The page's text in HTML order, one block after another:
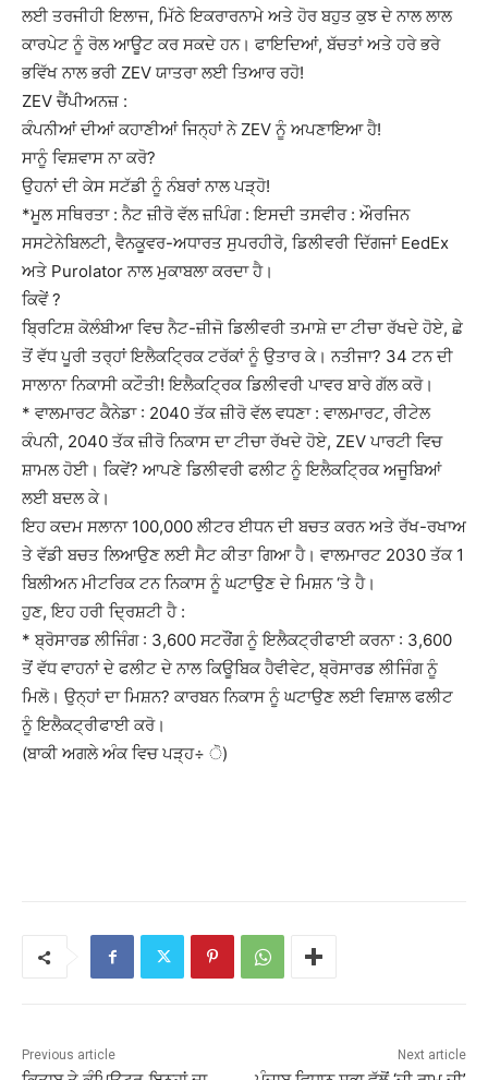
ਲਈ ਤਰਜੀਹੀ ਇਲਾਜ, ਮਿੱਠੇ ਇਕਰਾਰਨਾਮੇ ਅਤੇ ਹੋਰ ਬਹੁਤ ਕੁਝ ਦੇ ਨਾਲ ਲਾਲ
ਕਾਰਪੇਟ ਨੂੰ ਰੋਲ ਆਊਟ ਕਰ ਸਕਦੇ ਹਨ। ਫਾਇਦਿਆਂ, ਬੱਚਤਾਂ ਅਤੇ ਹਰੇ ਭਰੇ
ਭਵਿੱਖ ਨਾਲ ਭਰੀ ZEV ਯਾਤਰਾ ਲਈ ਤਿਆਰ ਰਹੋ!
ZEV ਚੈਂਪੀਅਨਜ਼ :
ਕੰਪਨੀਆਂ ਦੀਆਂ ਕਹਾਣੀਆਂ ਜਿਨ੍ਹਾਂ ਨੇ ZEV ਨੂੰ ਅਪਣਾਇਆ ਹੈ!
ਸਾਨੂੰ ਵਿਸ਼ਵਾਸ ਨਾ ਕਰੋ?
ਉਹਨਾਂ ਦੀ ਕੇਸ ਸਟੱਡੀ ਨੂੰ ਨੰਬਰਾਂ ਨਾਲ ਪੜ੍ਹੋ!
*ਮੂਲ ਸਥਿਰਤਾ : ਨੈਟ ਜ਼ੀਰੋ ਵੱਲ ਜ਼ਪਿੰਗ : ਇਸਦੀ ਤਸਵੀਰ : ਔਰਜਿਨ
ਸਸਟੇਨੇਬਿਲਟੀ, ਵੈਨਕੂਵਰ-ਅਧਾਰਤ ਸੁਪਰਹੀਰੋ, ਡਿਲੀਵਰੀ ਦਿੱਗਜਾਂ EedEx
ਅਤੇ Purolator ਨਾਲ ਮੁਕਾਬਲਾ ਕਰਦਾ ਹੈ।
ਕਿਵੇਂ ?
ਬ੍ਰਿਟਿਸ਼ ਕੋਲੰਬੀਆ ਵਿਚ ਨੈਟ-ਜ਼ੀਜੋ ਡਿਲੀਵਰੀ ਤਮਾਸ਼ੇ ਦਾ ਟੀਚਾ ਰੱਖਦੇ ਹੋਏ, ਛੇ
ਤੋਂ ਵੱਧ ਪੂਰੀ ਤਰ੍ਹਾਂ ਇਲੈਕਟ੍ਰਿਕ ਟਰੱਕਾਂ ਨੂੰ ਉਤਾਰ ਕੇ। ਨਤੀਜਾ? 34 ਟਨ ਦੀ
ਸਾਲਾਨਾ ਨਿਕਾਸੀ ਕਟੌਤੀ! ਇਲੈਕਟ੍ਰਿਕ ਡਿਲੀਵਰੀ ਪਾਵਰ ਬਾਰੇ ਗੱਲ ਕਰੋ।
* ਵਾਲਮਾਰਟ ਕੈਨੇਡਾ : 2040 ਤੱਕ ਜ਼ੀਰੋ ਵੱਲ ਵਧਣਾ : ਵਾਲਮਾਰਟ, ਰੀਟੇਲ
ਕੰਪਨੀ, 2040 ਤੱਕ ਜ਼ੀਰੋ ਨਿਕਾਸ ਦਾ ਟੀਚਾ ਰੱਖਦੇ ਹੋਏ, ZEV ਪਾਰਟੀ ਵਿਚ
ਸ਼ਾਮਲ ਹੋਈ। ਕਿਵੇਂ? ਆਪਣੇ ਡਿਲੀਵਰੀ ਫਲੀਟ ਨੂੰ ਇਲੈਕਟ੍ਰਿਕ ਅਜੂਬਿਆਂ
ਲਈ ਬਦਲ ਕੇ।
ਇਹ ਕਦਮ ਸਲਾਨਾ 100,000 ਲੀਟਰ ਈਧਨ ਦੀ ਬਚਤ ਕਰਨ ਅਤੇ ਰੱਖ-ਰਖਾਅ
ਤੇ ਵੱਡੀ ਬਚਤ ਲਿਆਉਣ ਲਈ ਸੈਟ ਕੀਤਾ ਗਿਆ ਹੈ। ਵਾਲਮਾਰਟ 2030 ਤੱਕ 1
ਬਿਲੀਅਨ ਮੀਟਰਿਕ ਟਨ ਨਿਕਾਸ ਨੂੰ ਘਟਾਉਣ ਦੇ ਮਿਸ਼ਨ ‘ਤੇ ਹੈ।
ਹੁਣ, ਇਹ ਹਰੀ ਦ੍ਰਿਸ਼ਟੀ ਹੈ :
* ਬ੍ਰੋਸਾਰਡ ਲੀਜਿੰਗ : 3,600 ਸਟਰੌਂਗ ਨੂੰ ਇਲੈਕਟ੍ਰੀਫਾਈ ਕਰਨਾ : 3,600
ਤੋਂ ਵੱਧ ਵਾਹਨਾਂ ਦੇ ਫਲੀਟ ਦੇ ਨਾਲ ਕਿਊਬਿਕ ਹੈਵੀਵੇਟ, ਬ੍ਰੋਸਾਰਡ ਲੀਜਿੰਗ ਨੂੰ
ਮਿਲੋ। ਉਨ੍ਹਾਂ ਦਾ ਮਿਸ਼ਨ? ਕਾਰਬਨ ਨਿਕਾਸ ਨੂੰ ਘਟਾਉਣ ਲਈ ਵਿਸ਼ਾਲ ਫਲੀਟ
ਨੂੰ ਇਲੈਕਟ੍ਰੀਫਾਈ ਕਰੋ।
(ਬਾਕੀ ਅਗਲੇ ਅੰਕ ਵਿਚ ਪੜ੍ਹ÷ ੋ)
Previous article Next article